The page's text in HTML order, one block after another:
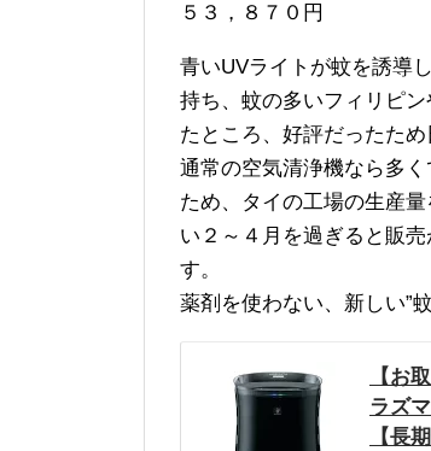
５３，８７０円
青いUVライトが蚊を誘導
持ち、蚊の多いフィリピ
たところ、好評だったため
通常の空気清浄機なら多
ため、タイの工場の生産
い２～４月を過ぎると販
す。
薬剤を使わない、新しい”
【お
ラズ
【長